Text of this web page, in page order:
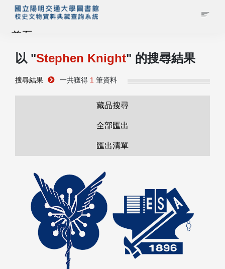
首頁
藏品查詢
管理者登入
以 "Stephen Knight" 的搜尋結果
搜尋結果 一共獲得 1 筆資料
藏品搜尋
全部匯出
匯出清單